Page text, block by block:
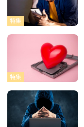
特集
特集